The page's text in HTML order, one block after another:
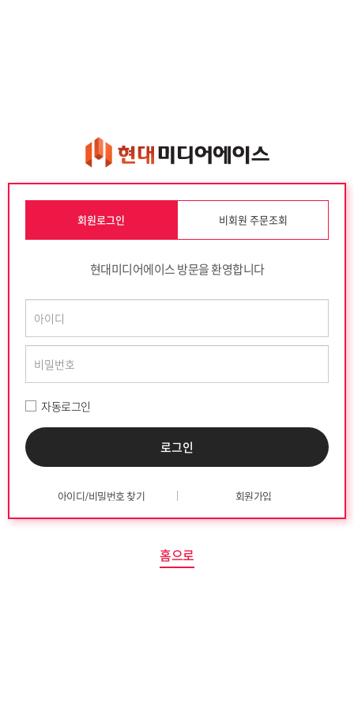
회원로그인 비회원 주문조회
현대미디어에이스 방문을 환영합니다
자동로그인
아이디/비밀번호 찾기 회원가입
홈으로